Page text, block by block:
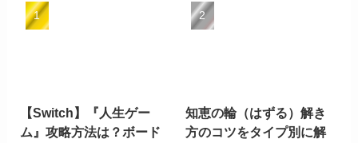
【Switch】『人生ゲー
ム』攻略方法は？ボード
知恵の輪（はずる）解き
方のコツをタイプ別に解